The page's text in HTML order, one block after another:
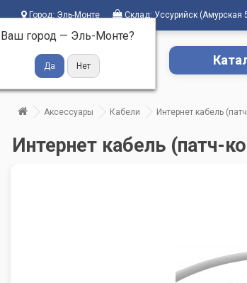
Город: Эль-Монте
Ваш город — Эль-Монте?
Склад: Уссурийск (Амурская
Аксессуары Кабели Интернет кабель
Интернет кабель (патч-